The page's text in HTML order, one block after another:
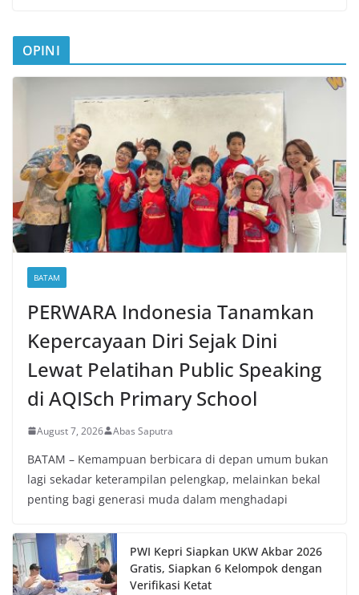
OPINI
BATAM
PERWARA Indonesia Tanamkan
Kepercayaan Diri Sejak Dini
Lewat Pelatihan Public Speaking
di AQISch Primary School
August 7, 2026 Abas Saputra
BATAM – Kemampuan berbicara di depan umum bukan
lagi sekadar keterampilan pelengkap, melainkan bekal
penting bagi generasi muda dalam menghadapi
PWI Kepri Siapkan UKW Akbar 2026
Gratis, Siapkan 6 Kelompok dengan
Verifikasi Ketat